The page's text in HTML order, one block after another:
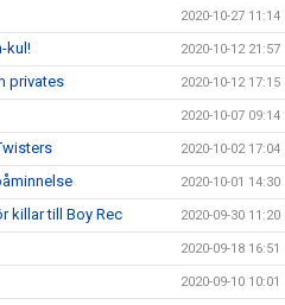
2020-10-27 11:14
kul! 2020-10-12 21:57
privates 2020-10-12 17:15
2020-10-07 09:14
2020-10-02 17:04
2020-10-01 14:30
killar till Boy Rec 2020-09-30 11:20
2020-09-18 16:51
2020-09-10 10:01